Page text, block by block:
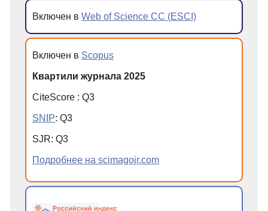
Включен в Web of Science CC (ESCI)
Включен в Scopus
Квартили журнала 2025
CiteScore : Q3
SNIP: Q3
SJR: Q3
Подробнее на scimagojr.com